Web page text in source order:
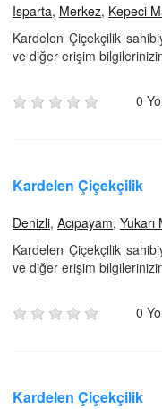
Isparta, Merkez, Kepeci
Kardelen Çiçekçilik
ve diğer erişim
0
Kardelen Çiçekçilik
Denizli, Acıpayam, Yukarı
Kardelen Çiçekçilik
ve diğer erişim
0
Kardelen Çiçekçilik